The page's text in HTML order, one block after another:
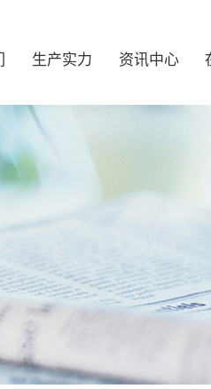
生产实力 资讯中心